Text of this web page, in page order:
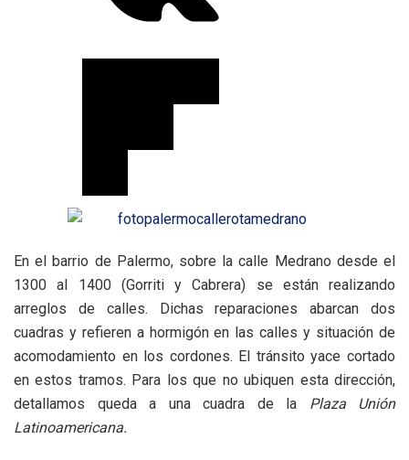
En el barrio de Palermo, sobre la calle Medrano desde el
1300 al 1400 (Gorriti y Cabrera) se están realizando
arreglos de calles. Dichas reparaciones abarcan dos
cuadras y refieren a hormigón en las calles y situación de
acomodamiento en los cordones. El tránsito yace cortado
en estos tramos. Para los que no ubiquen esta dirección,
detallamos queda a una cuadra de la Plaza Unión
Latinoamericana.